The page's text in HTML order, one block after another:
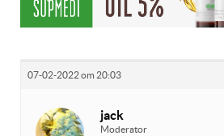
07-02-2022 om 20:03
jack
Moderator